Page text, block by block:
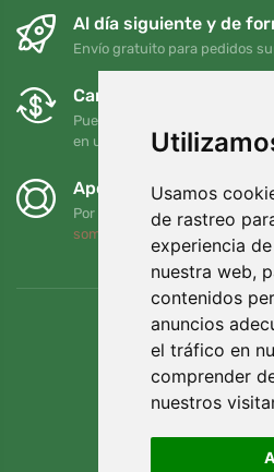
Usamos
de rastreo
experiencia
nuestra web,
contenidos
anuncios
el tráfico en
comprender
nuestros
Al día siguiente y de
Envío gratuito para pedidos
Cambios y
Puede devolver o cambiar su
en un plazo de 90 días
Apoyamos a Trees.org
Por cada pedido plantamos un
somos